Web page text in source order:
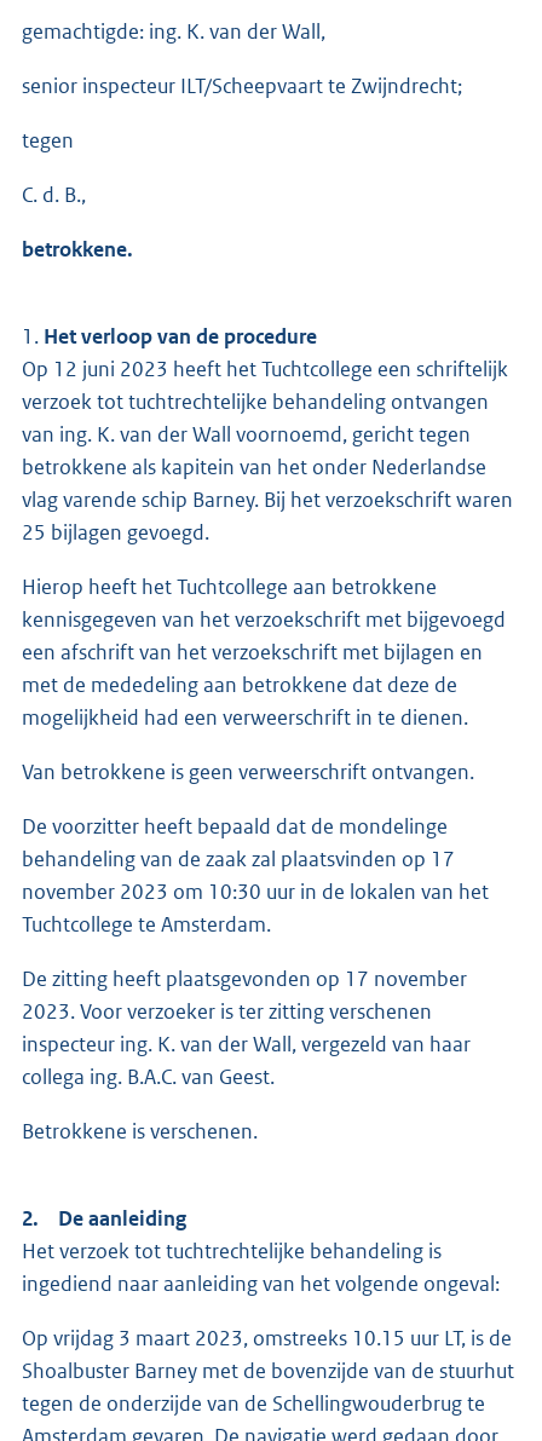
gemachtigde: ing. K. van der Wall,
senior inspecteur ILT/Scheepvaart te Zwijndrecht;
tegen
C. d. B.,
betrokkene.
1. Het verloop van de procedure
Op 12 juni 2023 heeft het Tuchtcollege een schriftelijk
verzoek tot tuchtrechtelijke behandeling ontvangen
van ing. K. van der Wall voornoemd, gericht tegen
betrokkene als kapitein van het onder Nederlandse
vlag varende schip Barney. Bij het verzoekschrift waren
25 bijlagen gevoegd.
Hierop heeft het Tuchtcollege aan betrokkene
kennisgegeven van het verzoekschrift met bijgevoegd
een afschrift van het verzoekschrift met bijlagen en
met de mededeling aan betrokkene dat deze de
mogelijkheid had een verweerschrift in te dienen.
Van betrokkene is geen verweerschrift ontvangen.
De voorzitter heeft bepaald dat de mondelinge
behandeling van de zaak zal plaatsvinden op 17
november 2023 om 10:30 uur in de lokalen van het
Tuchtcollege te Amsterdam.
De zitting heeft plaatsgevonden op 17 november
2023. Voor verzoeker is ter zitting verschenen
inspecteur ing. K. van der Wall, vergezeld van haar
collega ing. B.A.C. van Geest.
Betrokkene is verschenen.
2. De aanleiding
Het verzoek tot tuchtrechtelijke behandeling is
ingediend naar aanleiding van het volgende ongeval:
Op vrijdag 3 maart 2023, omstreeks 10.15 uur LT, is de
Shoalbuster Barney met de bovenzijde van de stuurhut
tegen de onderzijde van de Schellingwouderbrug te